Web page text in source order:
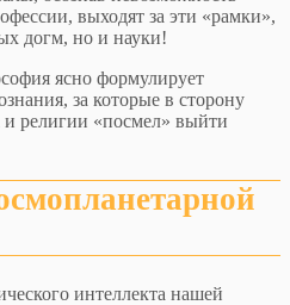
выходят за эти «рамки»,
догм, но и науки!
ясно формулирует
за которые в сторону
и религии «посмел» выйти
интеллекта нашей